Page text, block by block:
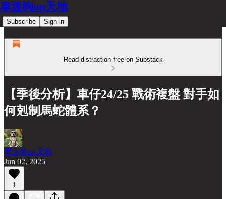
車迷狗up天地
Subscribe Sign in
Read distraction-free on Substack
【季後分析】車仔24/25 戰術複盤 對手如
何剋制馬蛇體系？
車迷狗up天地
Jun 02, 2025
1